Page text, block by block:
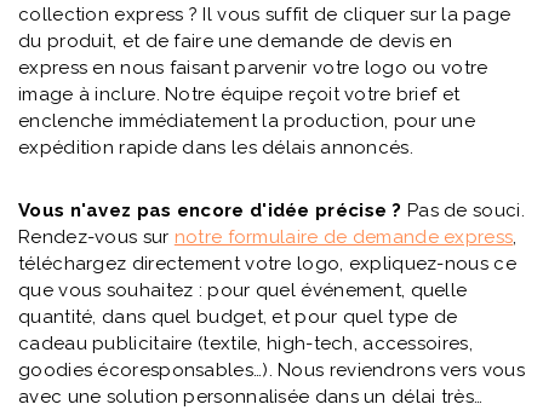
collection express ? Il vous suffit de cliquer sur la page
du produit, et de faire une demande de devis en
express en nous faisant parvenir votre logo ou votre
image à inclure. Notre équipe reçoit votre brief et
enclenche immédiatement la production, pour une
expédition rapide dans les délais annoncés.
Vous n'avez pas encore d'idée précise ? Pas de souci.
Rendez-vous sur notre formulaire de demande express,
téléchargez directement votre logo, expliquez-nous ce
que vous souhaitez : pour quel événement, quelle
quantité, dans quel budget, et pour quel type de
cadeau publicitaire (textile, high-tech, accessoires,
goodies écoresponsables…). Nous reviendrons vers vous
avec une solution personnalisée dans un délai très